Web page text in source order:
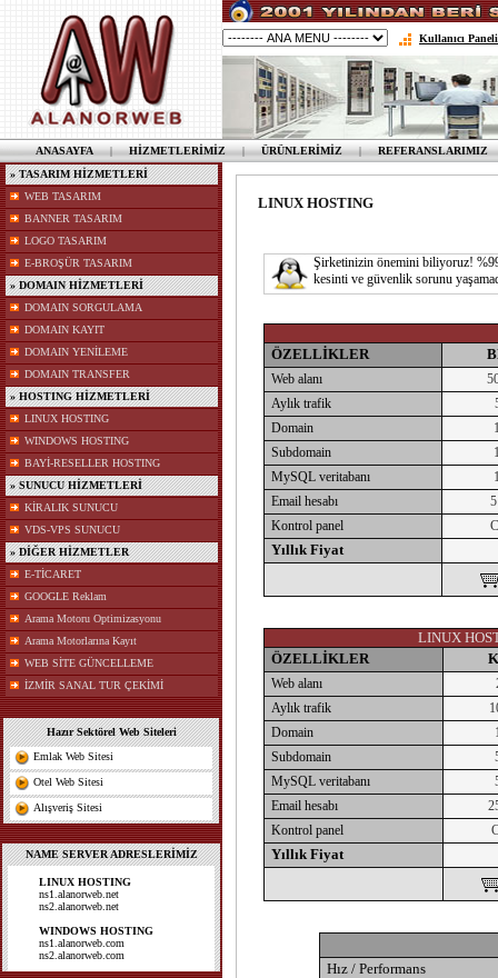
Kullanıcı Paneli
ANASAYFA|HİZMETLERİMİZ|ÜRÜNLERİMİZ|REFERANSLARIMIZ
» TASARIM HİZMETLERİ
WEB TASARIM
BANNER TASARIM
LOGO TASARIM
E-BROŞÜR TASARIM
» DOMAIN HİZMETLERİ
DOMAIN SORGULAMA
DOMAIN KAYIT
DOMAIN YENİLEME
DOMAIN TRANSFER
» HOSTING HİZMETLERİ
LINUX HOSTING
WINDOWS HOSTING
BAYİ-RESELLER HOSTING
» SUNUCU HİZMETLERİ
KİRALIK SUNUCU
VDS-VPS SUNUCU
» DİĞER HİZMETLER
E-TİCARET
GOOGLE Reklam
Arama Motoru Optimizasyonu
Arama Motorlarına Kayıt
WEB SİTE GÜNCELLEME
İZMİR SANAL TUR ÇEKİMİ
Hazır Sektörel Web Siteleri
Emlak Web Sitesi
Otel Web Sitesi
Alışveriş Sitesi
NAME SERVER ADRESLERİMİZ
LINUX HOSTING
ns1.alanorweb.net
ns2.alanorweb.net
WINDOWS HOSTING
ns1.alanorweb.com
ns2.alanorweb.com
LINUX HOSTING
Şirketinizin önemini biliyoruz!
kesinti ve güvenlik sorunu
ÖZELLİKLER
Web alanı
Aylık trafik
Domain
Subdomain
MySQL veritabanı
Email hesabı
Kontrol panel
Yıllık Fiyat
LINUX
ÖZELLİKLER
Web alanı
Aylık trafik
Domain
Subdomain
MySQL veritabanı
Email hesabı
Kontrol panel
Yıllık Fiyat
Hız / Performans